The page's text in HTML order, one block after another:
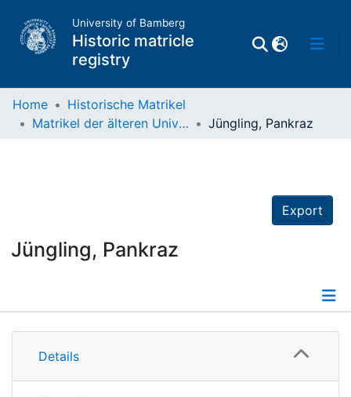
University of Bamberg
Historic matricle
registry
Home
Historische Matrikel
Matrikel der älteren Universität
Jüngling, Pankraz
Export
Jüngling, Pankraz
Details
Details